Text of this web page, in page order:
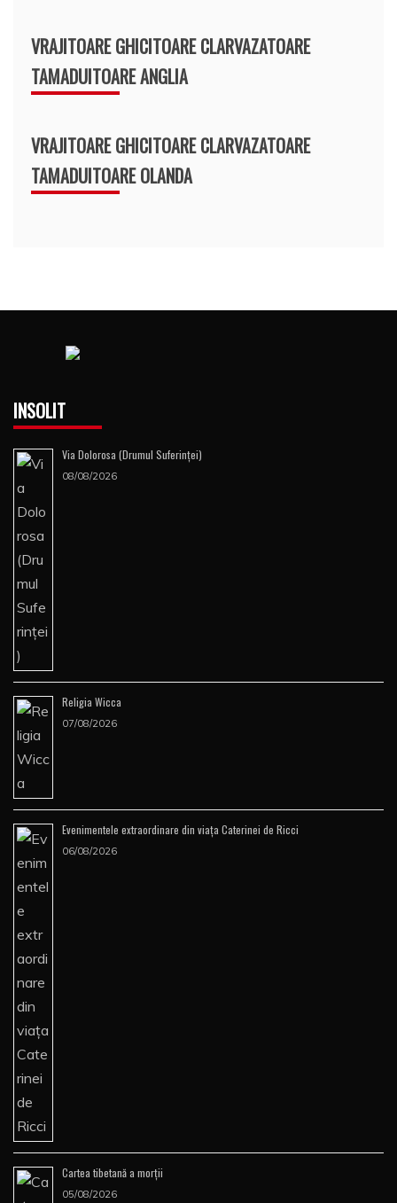
VRAJITOARE GHICITOARE CLARVAZATOARE
TAMADUITOARE ANGLIA
VRAJITOARE GHICITOARE CLARVAZATOARE
TAMADUITOARE OLANDA
INSOLIT
Via Dolorosa (Drumul Suferinţei)
08/08/2026
Religia Wicca
07/08/2026
Evenimentele extraordinare din viața Caterinei de Ricci
06/08/2026
Cartea tibetană a morţii
05/08/2026